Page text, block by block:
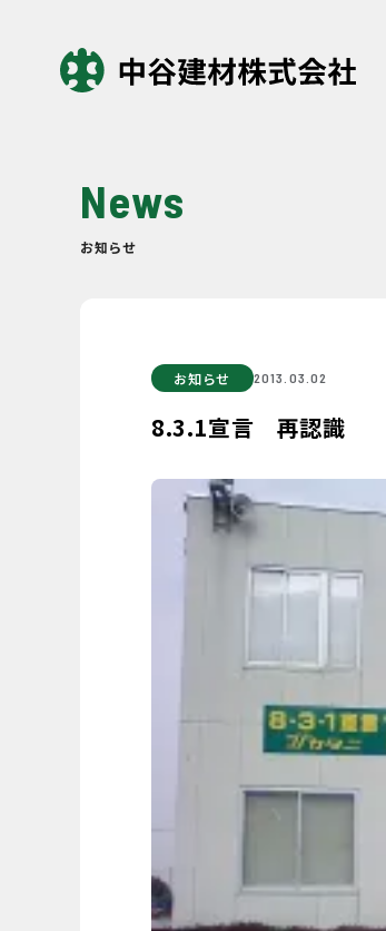
News
お知らせ
お知らせ 2013.03.02
8.3.1宣言 再認識